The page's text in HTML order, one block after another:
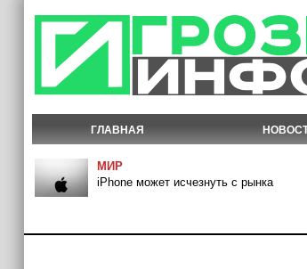
ГЛАВНАЯ
МИР
iPhone может исчезнуть с рынка